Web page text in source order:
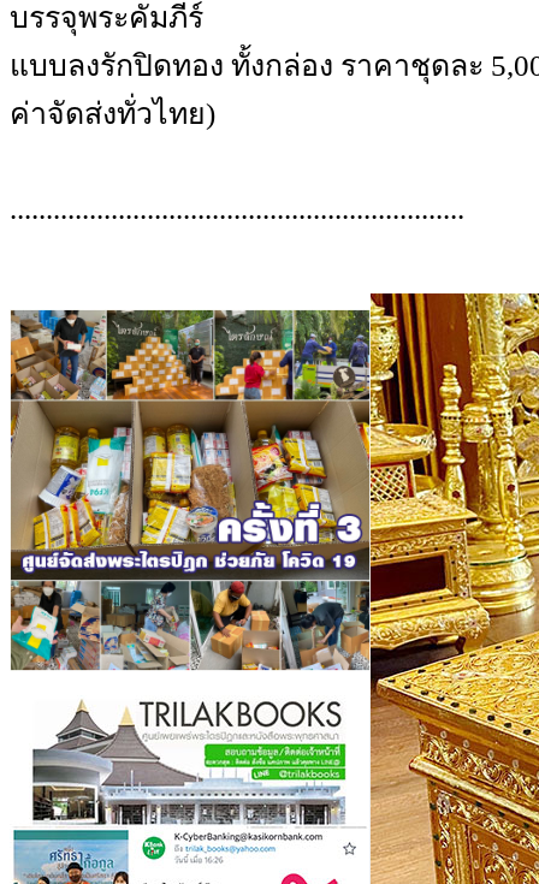
บรรจุพระคัมภีร์
แบบลงรักปิดทอง ทั้งกล่อง ราคาชุดละ
ค่าจัดส่งทั่วไทย)
...............................................................